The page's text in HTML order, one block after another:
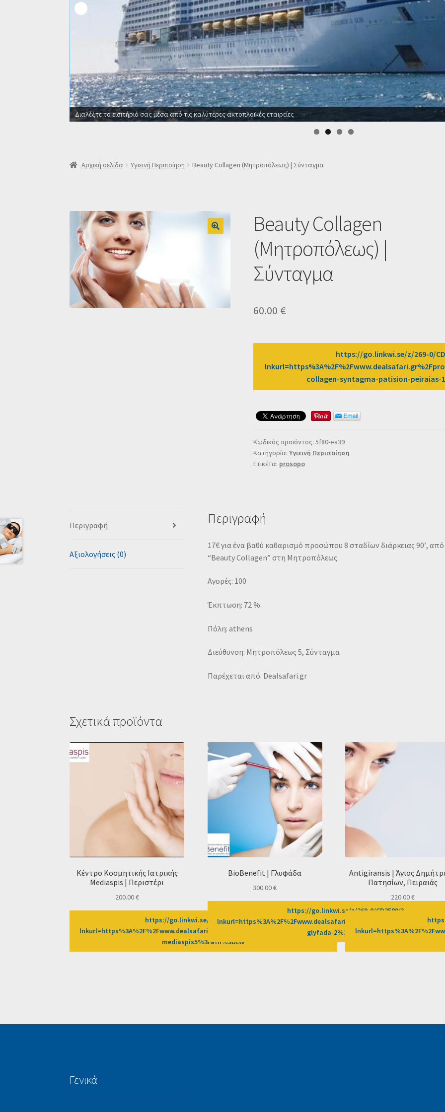
Διαλέξτε το εισιτήριό σας μέσα από τις καλύτερες ακτοπλοϊκές εταιρείες
Αρχική σελίδα Υγιεινή Περιποίηση Beauty Collagen (Μητροπόλεως) | Σύνταγμα
Beauty Collagen
(Μητροπόλεως) |
Σύνταγμα
60.00 €
https://go.linkwi.se/z/269-0/
collagen-syntagma-patision-peiraias-
Κωδικός προϊόντος:5f80-ea39
Κατηγορία:Υγιεινή Περιποίηση
Ετικέτα: prosopo
Περιγραφή
Αξιολογήσεις (0)
Περιγραφή
17€ για ένα βαθύ καθαρισμό προσώπου 8 σταδίων διάρκειας 90′,
“Beauty Collagen” στη Μητροπόλεως
Αγορές: 100
Έκπτωση: 72 %
Πόλη: athens
Διεύθυνση: Μητροπόλεως 5, Σύνταγμα
Παρέχεται από: Dealsafari.gr
Σχετικά προϊόντα
Κέντρο Κοσμητικής Ιατρικής
Mediaspis | Περιστέρι
200.00€
https://go.linkwi.se/z/269-0/CD2589/?
lnkurl=https%3A%2F%2Fwww.dealsafari.gr%2Fprosfores%2Fdeal%2F19euros-
mediaspis5%3Fafn%3DLW
BioBenefit | Γλυφάδα
300.00€
https://go.linkwi.se/z/269-0/CD2589/?
glyfada-2%3Fafn%3DLW
Antigiransis | Άγιος
Πατησίων, Πειραιάς
220.00€
Γενικά